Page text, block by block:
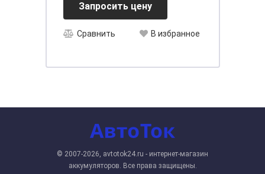
Запросить цену
Сравнить В избранное
© 2007-2026, avtotok24.ru - интернет-магазин
аккумуляторов. Все права защищены.